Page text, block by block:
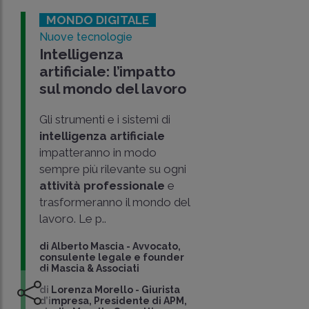
MONDO DIGITALE
Nuove tecnologie
Intelligenza
artificiale: l’impatto
sul mondo del lavoro
Gli strumenti e i sistemi di
intelligenza artificiale
impatteranno in modo
sempre più rilevante su ogni
attività professionale e
trasformeranno il mondo del
lavoro. Le p..
diAlberto Mascia -Avvocato,
consulente legale e founder
di Mascia & Associati
di Lorenza Morello - Giurista
d’impresa, Presidente di APM,